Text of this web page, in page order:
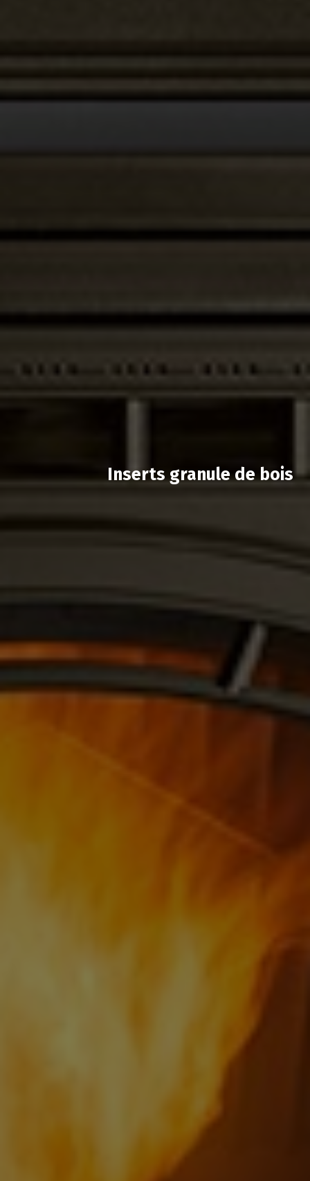
Inserts granule de bois